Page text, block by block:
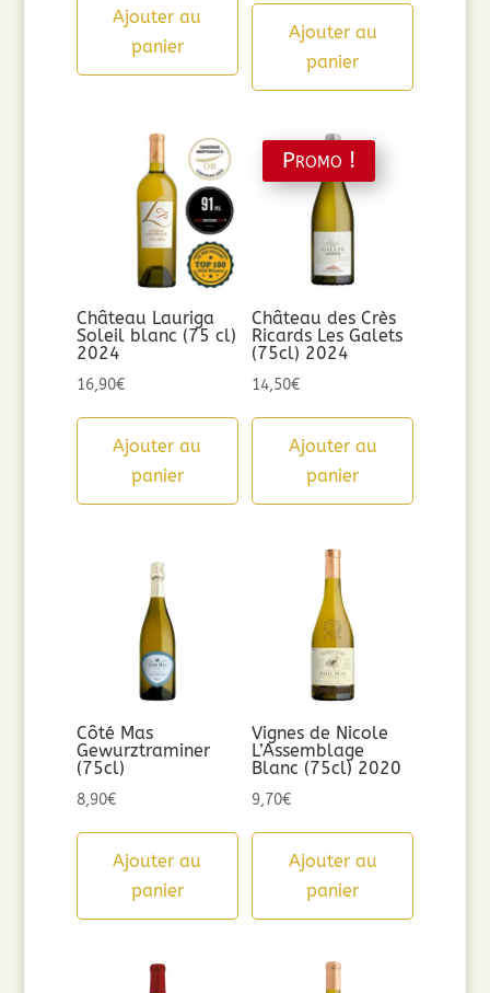
initial
était :
actuel
est :
Ajouter au
panier
Ajouter au
panier
Château Lauriga
Soleil blanc (75 cl)
2024
16,90€
Ajouter au
panier
Promo !
Château des Crès
Ricards Les Galets
(75cl) 2024
14,50€
Ajouter au
panier
Côté Mas
Gewurztraminer
(75cl)
8,90€
Ajouter au
panier
Vignes de Nicole
L’Assemblage
Blanc (75cl) 2020
9,70€
Ajouter au
panier